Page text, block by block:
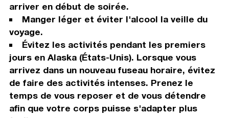
arriver en début de soirée.
Manger léger et éviter l'alcool la veille du
voyage.
Évitez les activités pendant les premiers
jours en Alaska (États-Unis). Lorsque vous
arrivez dans un nouveau fuseau horaire, évitez
de faire des activités intenses. Prenez le
temps de vous reposer et de vous détendre
afin que votre corps puisse s'adapter plus